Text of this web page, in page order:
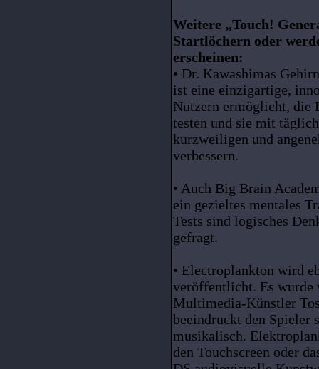
Weitere „Touch!
Startlöchern oder
erscheinen:
• Dr. Kawashimas
ist eine einzigartige,
Nutzern ermöglicht, die
testen und sie mit
kurzweiligen und
verbessern.
• Auch Big Brain
ein gezieltes mentales
Tests sind logisches
gefragt.
• Electroplankton wird
veröffentlicht. Es wurde
Multimedia-Künstler
beeindruckt den Spieler
musikalisch.
den Touchscreen oder